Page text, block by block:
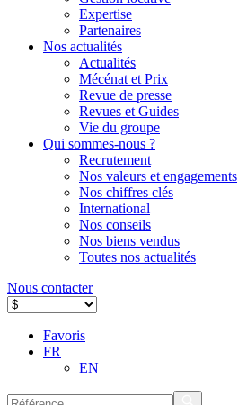
Expertise
Partenaires
Nos actualités
Actualités
Mécénat et Prix
Revue de presse
Revues et Guides
Vie du groupe
Qui sommes-nous ?
Recrutement
Nos valeurs et engagements
Nos chiffres clés
International
Nos conseils
Nos biens vendus
Toutes nos actualités
Nous contacter
Favoris
FR
EN